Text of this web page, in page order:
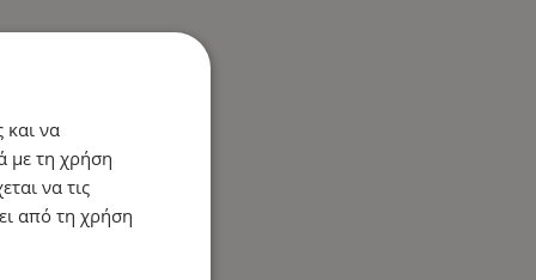
και να
με τη χρήση
να τις
από τη χρήση